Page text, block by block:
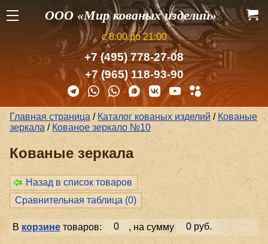
ООО «Мир кованых изделий»
с 8:00 до 21:00
+7 (495) 778-27-08
+7 (965) 118-93-90
Главная страница / Каталог кованых изделий / Кованые
зеркала / Кованое зеркало №10
Кованые зеркала
Назад в список товаров
Сравнительная таблица (0)
В корзинетоваров: 0 , на сумму 0 руб.